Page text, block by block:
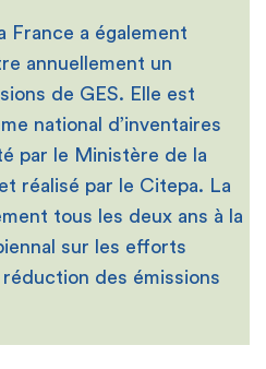
France a également
annuellement un
de GES. Elle est
national d’inventaires
par le Ministère de la
réalisé par le Citepa. La
tous les deux ans à la
sur les efforts
des émissions